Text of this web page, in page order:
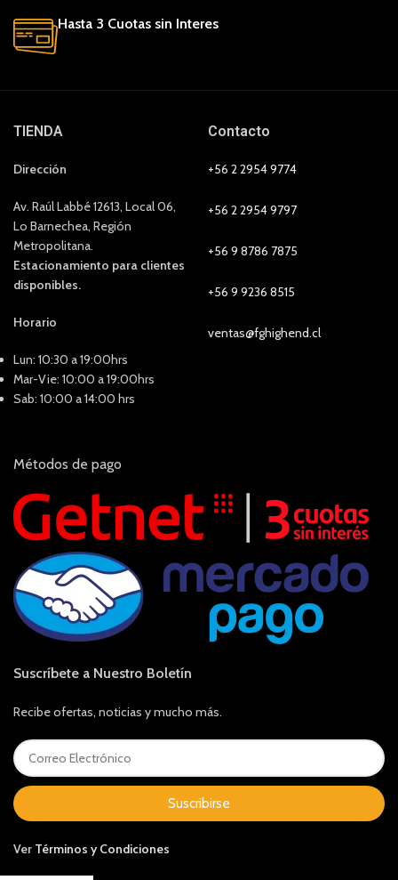
Hasta 3 Cuotas sin Interes
TIENDA
Dirección
Av. Raúl Labbé 12613, Local 06,
Lo Barnechea, Región
Metropolitana.
Estacionamiento para clientes
disponibles.
Horario
Lun: 10:30 a 19:00hrs
Mar-Vie: 10:00 a 19:00hrs
Sab: 10:00 a 14:00 hrs
Contacto
+56 2 2954 9774
+56 2 2954 9797
+56 9 8786 7875
+56 9 9236 8515
ventas@fghighend.cl
Métodos de pago
Suscríbete a Nuestro Boletín
Recibe ofertas, noticias y mucho más.
Suscribirse
Ver Términos y Condiciones